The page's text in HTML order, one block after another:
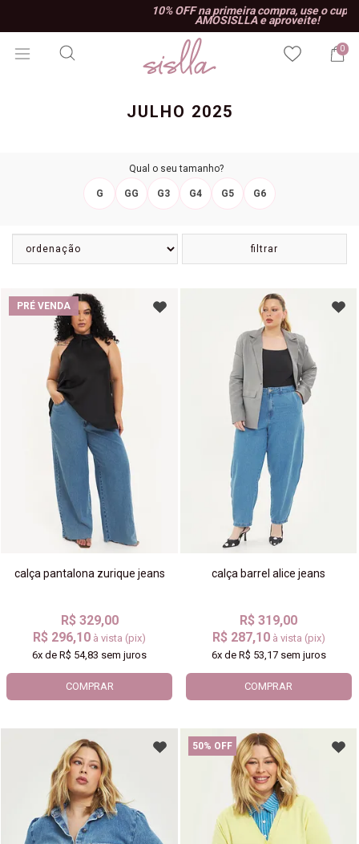
10% OFF na primeira compra, use o cupom
AMOSISLLA e aproveite!
0
JULHO 2025
Qual o seu tamanho?
G GG G3 G4 G5 G6
filtrar
PRÉ VENDA
calça pantalona zurique jeans
R$ 329,00
R$ 296,10 à vista (pix)
6x deR$ 54,83 sem juros
COMPRAR
calça barrel alice jeans
R$ 319,00
R$ 287,10 à vista (pix)
6xde R$ 53,17sem juros
COMPRAR
50% OFF